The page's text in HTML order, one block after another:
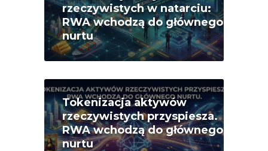
rzeczywistych w natarciu:
RWA wchodzą do głównego
nurtu
Tokenizacja aktywów
rzeczywistych przyspiesza.
RWA wchodzą do głównego
nurtu